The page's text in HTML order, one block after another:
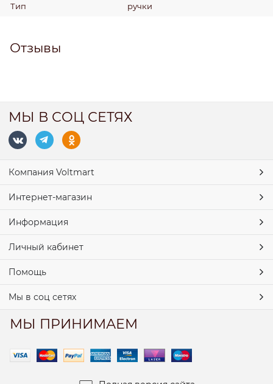
Тип ручки
Отзывы
МЫ В СОЦ СЕТЯХ
Компания Voltmart
Интернет-магазин
Информация
Личный кабинет
Помощь
Мы в соц сетях
МЫ ПРИНИМАЕМ